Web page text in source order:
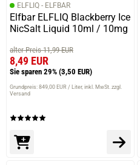
ELFLIQ - ELFBAR
Elfbar ELFLIQ Blackberry Ice
NicSalt Liquid 10ml / 10mg
alter Preis 11,99 EUR
8,49 EUR
Sie sparen 29% (3,50 EUR)
Grundpreis: 849,00 EUR / Liter inkl. MwSt. zzgl.
Versand